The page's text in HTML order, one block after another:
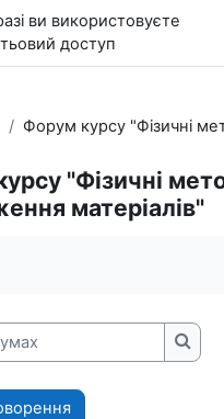
вмісту
ви використовуєте
доступ
"Фізичні
матеріалів"